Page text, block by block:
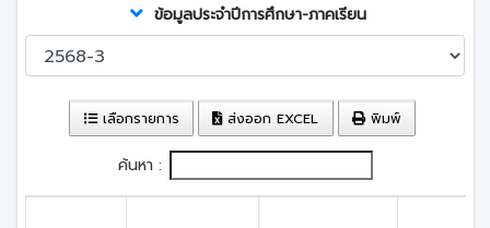
ข้อมูลประจำปีการศึกษา-ภาคเรียน
เลือกรายการ ส่งออก EXCEL พิมพ์
ค้นหา :